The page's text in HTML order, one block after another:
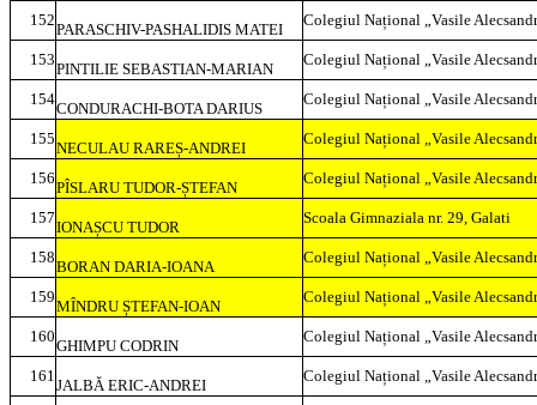
152
PARASCHIV-PASHALIDIS MATEI
Colegiul Național „Vasile
153
PINTILIE SEBASTIAN-MARIAN
Colegiul Național „Vasile
154
CONDURACHI-BOTA DARIUS
Colegiul Național „Vasile
155
NECULAU RAREȘ-ANDREI
Colegiul Național „Vasile
156
PÎSLARU TUDOR-ȘTEFAN
Colegiul Național „Vasile
157
IONAȘCU TUDOR
Scoala Gimnaziala nr. 29, Galati
158
BORAN DARIA-IOANA
Colegiul Național „Vasile
159
MÎNDRU ȘTEFAN-IOAN
Colegiul Național „Vasile
160
GHIMPU CODRIN
Colegiul Național „Vasile
161
JALBĂ ERIC-ANDREI
Colegiul Național „Vasile